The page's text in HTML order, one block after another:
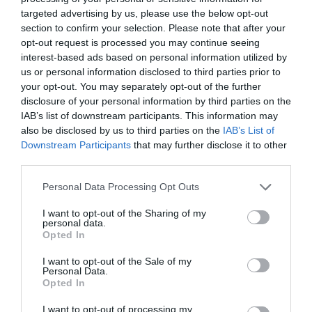
targeted advertising by us, please use the below opt-out
section to confirm your selection. Please note that after your
opt-out request is processed you may continue seeing
interest-based ads based on personal information utilized by
us or personal information disclosed to third parties prior to
your opt-out. You may separately opt-out of the further
disclosure of your personal information by third parties on the
IAB’s list of downstream participants. This information may
also be disclosed by us to third parties on the IAB’s List of
Downstream Participants that may further disclose it to other
Personal Data Processing Opt Outs
I want to opt-out of the Sharing of my
personal data.
Opted In
I want to opt-out of the Sale of my
Personal Data.
Opted In
I want to opt-out of processing my
Το αν θα χρησιµοποιήσουµε καλάµι ή ένα απλό
βέβαιοι ότι και µε το πεταχταράκι κάνουµε θαυµάσια τη
δουλειά µας, αρκεί τα σηµεία να είναι γνωστά και κοντινά.
προσέγγιση του τόπου, όταν επιβάλλεται δηλαδή όσο το
δυνατόν λιγότερος εξοπλισµός, το πεταχτάρι είναι